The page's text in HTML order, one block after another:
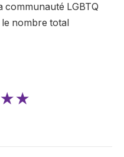
communauté LGBTQ
le nombre total